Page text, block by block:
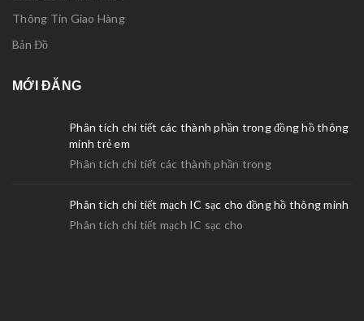
Thông Tin Giao Hàng
Bản Đồ
MỚI ĐĂNG
Phân tích chi tiết các thành phần trong đồng hồ thông
minh trẻ em
Phân tích chi tiết các thành phần trong
Phân tích chi tiết mạch IC sạc cho đồng hồ thông minh
Phân tích chi tiết mạch IC sạc cho